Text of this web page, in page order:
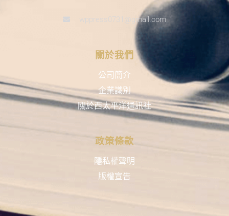
wppress0731@gmail.com
關於我們
公司簡介
企業識別
關於西太平洋通訊社
政策條款
隱私權聲明
版權宣告